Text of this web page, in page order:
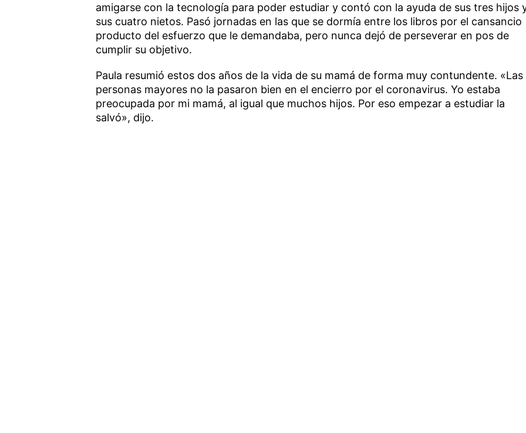
amigarse con la tecnología para poder estudiar y contó con la ayuda de sus tres hijos
sus cuatro nietos. Pasó jornadas en las que se dormía entre los libros por el cansancio
producto del esfuerzo que le demandaba, pero nunca dejó de perseverar en pos de
cumplir su objetivo.
Paula resumió estos dos años de la vida de su mamá de forma muy contundente. «Las
personas mayores no la pasaron bien en el encierro por el coronavirus. Yo estaba
preocupada por mi mamá, al igual que muchos hijos. Por eso empezar a estudiar la
salvó», dijo.